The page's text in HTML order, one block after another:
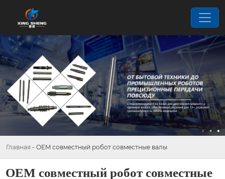
Главная - OEM совместный робот совместные валы
OEM совместный робот совместные